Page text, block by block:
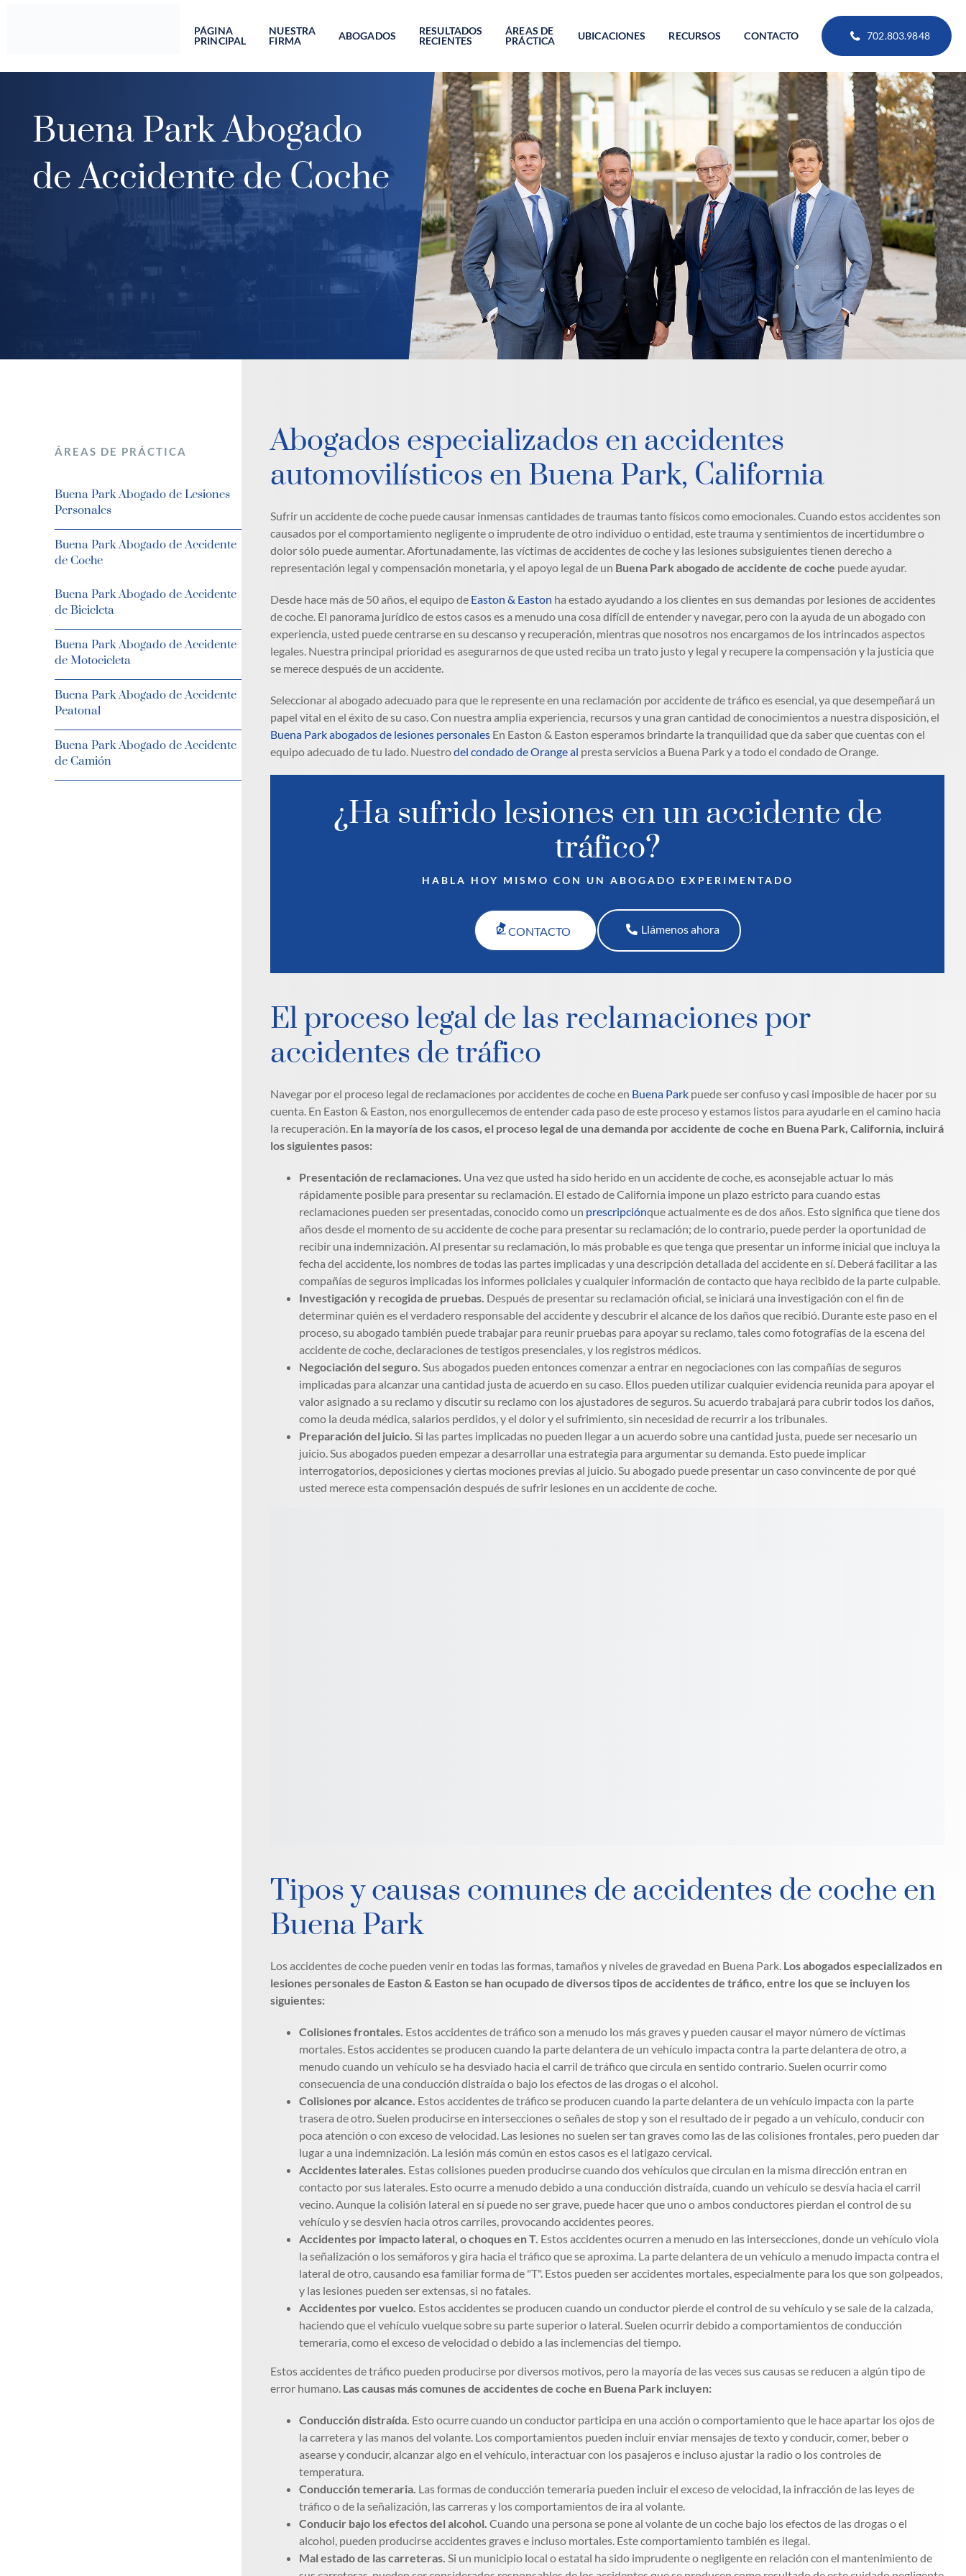
PÁGINA
PRINCIPAL
NUESTRA
FIRMA
ABOGADOS
RESULTADOS
RECIENTES
ÁREAS DE
PRÁCTICA
UBICACIONES RECURSOS CONTACTO 702.803.9848
Buena Park Abogado
de Accidente de Coche
ÁREAS DE PRÁCTICA
Buena Park Abogado de Lesiones
Personales
Buena Park Abogado de Accidente
de Coche
Buena Park Abogado de Accidente
de Bicicleta
Buena Park Abogado de Accidente
de Motocicleta
Buena Park Abogado de Accidente
Peatonal
Buena Park Abogado de Accidente
de Camión
Abogados especializados en accidentes
automovilísticos en Buena Park, California
Sufrir un accidente de coche puede causar inmensas cantidades de traumas tanto físicos como emocionales. Cuando estos accidentes son
causados por el comportamiento negligente o imprudente de otro individuo o entidad, este trauma y sentimientos de incertidumbre o
dolor sólo puede aumentar. Afortunadamente, las víctimas de accidentes de coche y las lesiones subsiguientes tienen derecho a
representación legal y compensación monetaria, y el apoyo legal de un Buena Park abogado de accidente de coche puede ayudar.
Desde hace más de 50 años, el equipo de Easton & Easton ha estado ayudando a los clientes en sus demandas por lesiones de accidentes
de coche. El panorama jurídico de estos casos es a menudo una cosa difícil de entender y navegar, pero con la ayuda de un abogado con
experiencia, usted puede centrarse en su descanso y recuperación, mientras que nosotros nos encargamos de los intrincados aspectos
legales. Nuestra principal prioridad es asegurarnos de que usted reciba un trato justo y legal y recupere la compensación y la justicia que
se merece después de un accidente.
Seleccionar al abogado adecuado para que le represente en una reclamación por accidente de tráfico es esencial, ya que desempeñará un
papel vital en el éxito de su caso. Con nuestra amplia experiencia, recursos y una gran cantidad de conocimientos a nuestra disposición, el
Buena Park abogados de lesiones personales En Easton & Easton esperamos brindarte la tranquilidad que da saber que cuentas con el
equipo adecuado de tu lado. Nuestrodel condado de Orange al presta servicios a Buena Park y a todo el condado de Orange.
¿Ha sufrido lesiones en un accidente de
tráfico?
HABLA HOY MISMO CON UN ABOGADO EXPERIMENTADO
CONTACTO Llámenos ahora
El proceso legal de las reclamaciones por
accidentes de tráfico
Navegar por el proceso legal de reclamaciones por accidentes de coche en Buena Park puede ser confuso y casi imposible de hacer por su
cuenta. En Easton & Easton, nos enorgullecemos de entender cada paso de este proceso y estamos listos para ayudarle en el camino hacia
la recuperación. En la mayoría de los casos, el proceso legal de una demanda por accidente de coche en Buena Park, California, incluirá
los siguientes pasos:
Presentación de reclamaciones. Una vez que usted ha sido herido en un accidente de coche, es aconsejable actuar lo más
rápidamente posible para presentar su reclamación. El estado de California impone un plazo estricto para cuando estas
reclamaciones pueden ser presentadas, conocido como un prescripciónque actualmente es de dos años. Esto significa que tiene dos
años desde el momento de su accidente de coche para presentar su reclamación; de lo contrario, puede perder la oportunidad de
recibir una indemnización. Al presentar su reclamación, lo más probable es que tenga que presentar un informe inicial que incluya la
fecha del accidente, los nombres de todas las partes implicadas y una descripción detallada del accidente en sí. Deberá facilitar a las
compañías de seguros implicadas los informes policiales y cualquier información de contacto que haya recibido de la parte culpable.
Investigación y recogida de pruebas. Después de presentar su reclamación oficial, se iniciará una investigación con el fin de
determinar quién es el verdadero responsable del accidente y descubrir el alcance de los daños que recibió. Durante este paso en el
proceso, su abogado también puede trabajar para reunir pruebas para apoyar su reclamo, tales como fotografías de la escena del
accidente de coche, declaraciones de testigos presenciales, y los registros médicos.
Negociación del seguro. Sus abogados pueden entonces comenzar a entrar en negociaciones con las compañías de seguros
implicadas para alcanzar una cantidad justa de acuerdo en su caso. Ellos pueden utilizar cualquier evidencia reunida para apoyar el
valor asignado a su reclamo y discutir su reclamo con los ajustadores de seguros. Su acuerdo trabajará para cubrir todos los daños,
como la deuda médica, salarios perdidos, y el dolor y el sufrimiento, sin necesidad de recurrir a los tribunales.
Preparación del juicio. Si las partes implicadas no pueden llegar a un acuerdo sobre una cantidad justa, puede ser necesario un
juicio. Sus abogados pueden empezar a desarrollar una estrategia para argumentar su demanda. Esto puede implicar
interrogatorios, deposiciones y ciertas mociones previas al juicio. Su abogado puede presentar un caso convincente de por qué
usted merece esta compensación después de sufrir lesiones en un accidente de coche.
Tipos y causas comunes de accidentes de coche en
Buena Park
Los accidentes de coche pueden venir en todas las formas, tamaños y niveles de gravedad en Buena Park. Los abogados especializados en
lesiones personales de Easton & Easton se han ocupado de diversos tipos de accidentes de tráfico, entre los que se incluyen los
siguientes:
Colisiones frontales. Estos accidentes de tráfico son a menudo los más graves y pueden causar el mayor número de víctimas
mortales. Estos accidentes se producen cuando la parte delantera de un vehículo impacta contra la parte delantera de otro, a
menudo cuando un vehículo se ha desviado hacia el carril de tráfico que circula en sentido contrario. Suelen ocurrir como
consecuencia de una conducción distraída o bajo los efectos de las drogas o el alcohol.
Colisiones por alcance. Estos accidentes de tráfico se producen cuando la parte delantera de un vehículo impacta con la parte
trasera de otro. Suelen producirse en intersecciones o señales de stop y son el resultado de ir pegado a un vehículo, conducir con
poca atención o con exceso de velocidad. Las lesiones no suelen ser tan graves como las de las colisiones frontales, pero pueden dar
lugar a una indemnización. La lesión más común en estos casos es el latigazo cervical.
Accidentes laterales. Estas colisiones pueden producirse cuando dos vehículos que circulan en la misma dirección entran en
contacto por sus laterales. Esto ocurre a menudo debido a una conducción distraída, cuando un vehículo se desvía hacia el carril
vecino. Aunque la colisión lateral en sí puede no ser grave, puede hacer que uno o ambos conductores pierdan el control de su
vehículo y se desvíen hacia otros carriles, provocando accidentes peores.
Accidentes por impacto lateral, o choques en T. Estos accidentes ocurren a menudo en las intersecciones, donde un vehículo viola
la señalización o los semáforos y gira hacia el tráfico que se aproxima. La parte delantera de un vehículo a menudo impacta contra el
lateral de otro, causando esa familiar forma de "T". Estos pueden ser accidentes mortales, especialmente para los que son golpeados,
y las lesiones pueden ser extensas, si no fatales.
Accidentes por vuelco. Estos accidentes se producen cuando un conductor pierde el control de su vehículo y se sale de la calzada,
haciendo que el vehículo vuelque sobre su parte superior o lateral. Suelen ocurrir debido a comportamientos de conducción
temeraria, como el exceso de velocidad o debido a las inclemencias del tiempo.
Estos accidentes de tráfico pueden producirse por diversos motivos, pero la mayoría de las veces sus causas se reducen a algún tipo de
error humano. Las causas más comunes de accidentes de coche en Buena Park incluyen:
Conducción distraída. Esto ocurre cuando un conductor participa en una acción o comportamiento que le hace apartar los ojos de
la carretera y las manos del volante. Los comportamientos pueden incluir enviar mensajes de texto y conducir, comer, beber o
asearse y conducir, alcanzar algo en el vehículo, interactuar con los pasajeros e incluso ajustar la radio o los controles de
temperatura.
Conducción temeraria. Las formas de conducción temeraria pueden incluir el exceso de velocidad, la infracción de las leyes de
tráfico o de la señalización, las carreras y los comportamientos de ira al volante.
Conducir bajo los efectos del alcohol. Cuando una persona se pone al volante de un coche bajo los efectos de las drogas o el
alcohol, pueden producirse accidentes graves e incluso mortales. Este comportamiento también es ilegal.
Mal estado de las carreteras. Si un municipio local o estatal ha sido imprudente o negligente en relación con el mantenimiento de